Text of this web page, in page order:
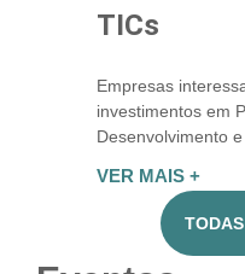
TICs
Empresas
investimentos em
Desenvolvimento
VER MAIS +